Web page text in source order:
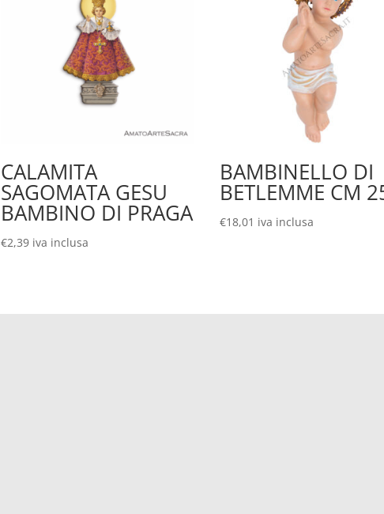
CALAMITA
SAGOMATA GESU
BAMBINO DI PRAGA
€2,39 iva inclusa
BAMBINELLO DI
BETLEMME CM
€18,01 iva inclusa